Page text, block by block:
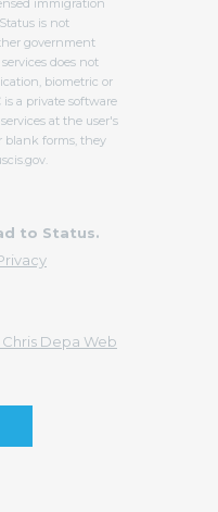
is not
government
does not
biometric or
is a private software
at the user's
blank forms, they
to Status.
Depa Web